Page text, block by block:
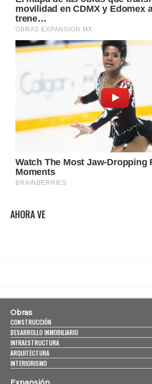
AHORA VE
Obras
CONSTRUCCIÓN
DESARROLLO INMOBILIARIO
INFRAESTRUCTURA
ARQUITECTURA
INTERIORISMO